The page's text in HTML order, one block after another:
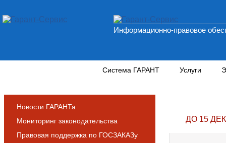
Информационно-правовое
Система ГАРАНТ Услуги
Новости ГАРАНТа
Мониторинг законодательства
Правовая поддержка по ГОСЗАКАЗу
ДО 15